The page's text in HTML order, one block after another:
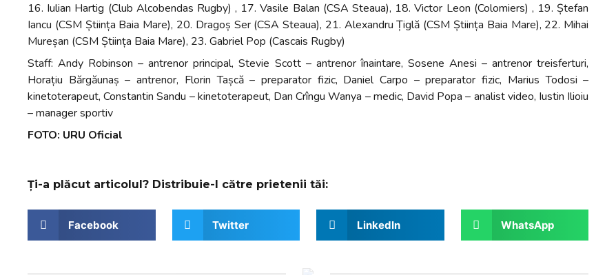
16. Iulian Hartig (Club Alcobendas Rugby) , 17. Vasile Balan (CSA Steaua), 18. Victor Leon (Colomiers) , 19. Ștefan
Iancu (CSM Știința Baia Mare), 20. Dragoș Ser (CSA Steaua), 21. Alexandru Țiglă (CSM Știința Baia Mare), 22. Mihai
Mureșan (CSM Știința Baia Mare), 23. Gabriel Pop (Cascais Rugby)
Staff: Andy Robinson – antrenor principal, Stevie Scott – antrenor înaintare, Sosene Anesi – antrenor treisferturi,
Horațiu Bărgăunaș – antrenor, Florin Tașcă – preparator fizic, Daniel Carpo – preparator fizic, Marius Todosi –
kinetoterapeut, Constantin Sandu – kinetoterapeut, Dan Crîngu Wanya – medic, David Popa – analist video, Iustin Ilioiu
– manager sportiv
FOTO: URU Oficial
Ți-a plăcut articolul? Distribuie-l către prietenii tăi:
Facebook Twitter LinkedIn WhatsApp